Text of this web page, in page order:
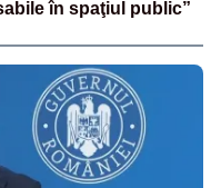
în spaţiul public”